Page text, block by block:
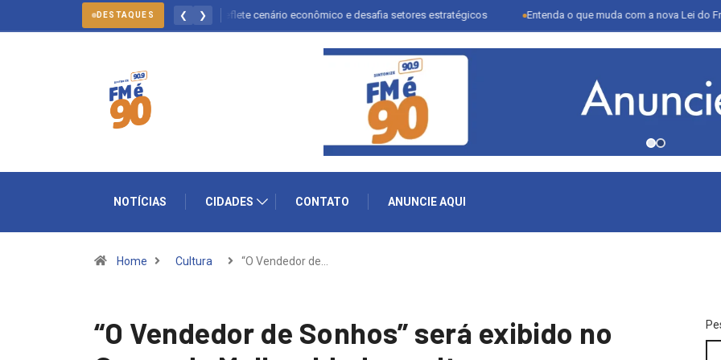
DESTAQUES ❮ ❯
dos empregos formais em Itu reflete cenário econômico e desafia setores estratégicos Entenda o que muda com a nova Lei do Frete
NOTÍCIAS CIDADES CONTATO ANUNCIE AQUI
Home Cultura “O Vendedor de…
“O Vendedor de Sonhos” será exibido no